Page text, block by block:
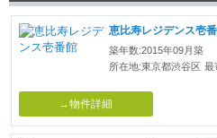
恵比寿レジデンス壱
築年数:2015年09月築
所在地:東京都渋谷区 最
→物件詳細